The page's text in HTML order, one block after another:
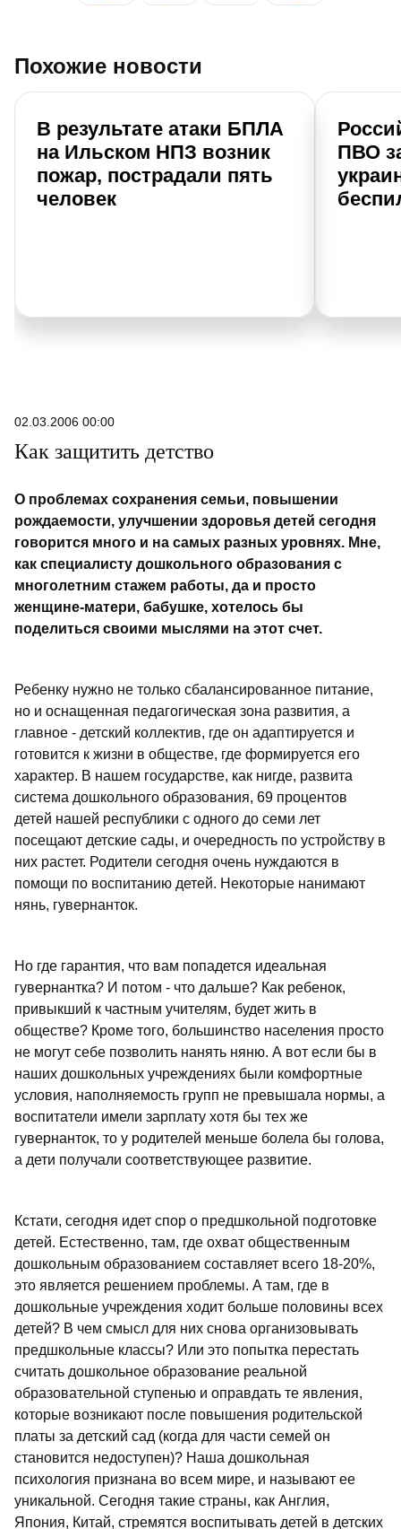
Похожие новости
В результате атаки БПЛА
на Ильском НПЗ возник
пожар, пострадали пять
человек
ПВО
02.03.2006 00:00
Как защитить детство
О проблемах сохранения семьи, повышении
рождаемости, улучшении здоровья детей сегодня
говорится много и на самых разных уровнях. Мне,
как специалисту дошкольного образования с
многолетним стажем работы, да и просто
женщине-матери, бабушке, хотелось бы
поделиться своими мыслями на этот счет.
Ребенку нужно не только сбалансированное питание,
но и оснащенная педагогическая зона развития, а
главное - детский коллектив, где он адаптируется и
готовится к жизни в обществе, где формируется его
характер. В нашем государстве, как нигде, развита
система дошкольного образования, 69 процентов
детей нашей республики с одного до семи лет
посещают детские сады, и очередность по устройству в
них растет. Родители сегодня очень нуждаются в
помощи по воспитанию детей. Некоторые нанимают
нянь, гувернанток.
Но где гарантия, что вам попадется идеальная
гувернантка? И потом - что дальше? Как ребенок,
привыкший к частным учителям, будет жить в
обществе? Кроме того, большинство населения просто
не могут себе позволить нанять няню. А вот если бы в
наших дошкольных учреждениях были комфортные
условия, наполняемость групп не превышала нормы, а
воспитатели имели зарплату хотя бы тех же
гувернанток, то у родителей меньше болела бы голова,
а дети получали соответствующее развитие.
Кстати, сегодня идет спор о предшкольной подготовке
детей. Естественно, там, где охват общественным
дошкольным образованием составляет всего 18-20%,
это является решением проблемы. А там, где в
дошкольные учреждения ходит больше половины всех
детей? В чем смысл для них снова организовывать
предшкольные классы? Или это попытка перестать
считать дошкольное образование реальной
образовательной ступенью и оправдать те явления,
которые возникают после повышения родительской
платы за детский сад (когда для части семей он
становится недоступен)? Наша дошкольная
психология признана во всем мире, и называют ее
уникальной. Сегодня такие страны, как Англия,
Япония, Китай, стремятся воспитывать детей в детских